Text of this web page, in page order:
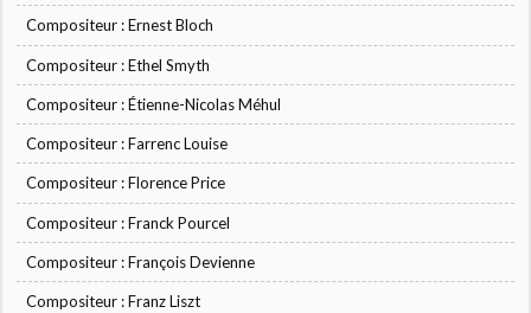
Compositeur : Ernest Bloch
Compositeur : Ethel Smyth
Compositeur : Étienne-Nicolas Méhul
Compositeur : Farrenc Louise
Compositeur : Florence Price
Compositeur : Franck Pourcel
Compositeur : François Devienne
Compositeur : Franz Liszt